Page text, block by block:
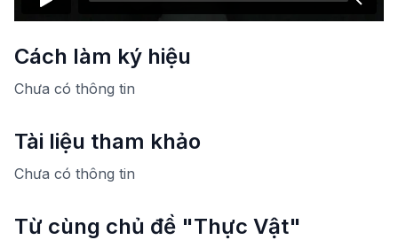
Cách làm ký hiệu
Chưa có thông tin
Tài liệu tham khảo
Chưa có thông tin
Từ cùng chủ đề "Thực Vật"